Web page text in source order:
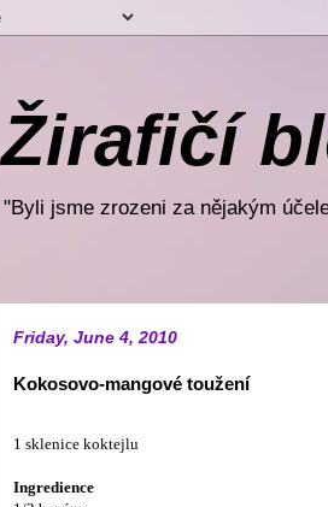
Žirafičí
"Byli jsme zrozeni za nějakým
Friday, June 4, 2010
Kokosovo-mangové toužení
1 sklenice koktejlu
Ingredience